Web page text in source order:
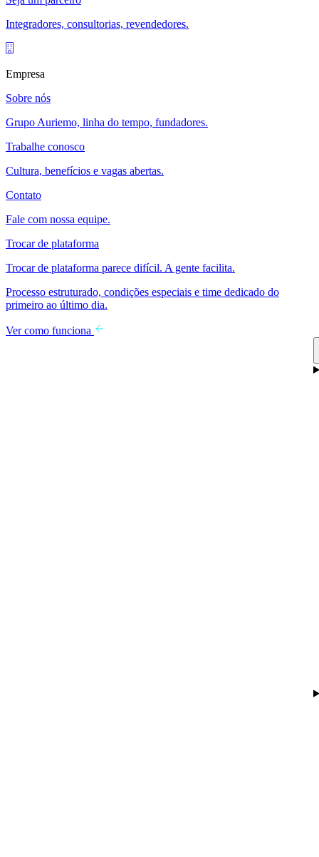
Integradores, consultorias, revendedores.
Empresa
Sobre nós
Grupo Auriemo, linha do tempo, fundadores.
Trabalhe conosco
Cultura, benefícios e vagas abertas.
Contato
Fale com nossa equipe.
Trocar de plataforma
Trocar de plataforma parece difícil. A gente facilita.
Processo estruturado, condições especiais e time dedicado do
primeiro ao último dia.
Ver como funciona